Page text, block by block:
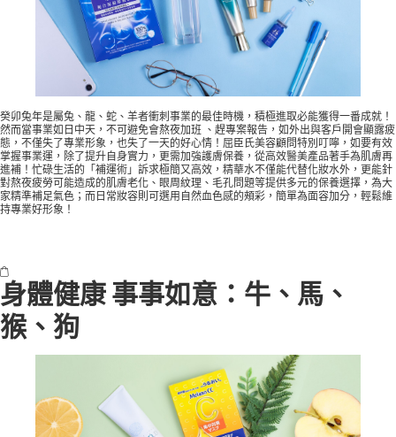
癸卯兔年是屬兔、龍、蛇、羊者衝刺事業的最佳時機，積極進取必能獲得一番成就！
然而當事業如日中天，不可避免會熬夜加班 、趕專案報告，如外出與客戶開會顯露疲
態，不僅失了專業形象，也失了一天的好心情！屈臣氏美容顧問特別叮嚀，如要有效
掌握事業運，除了提升自身實力，更需加強護膚保養，從高效醫美產品著手為肌膚再
進補！忙碌生活的「補運術」訴求極簡又高效，精華水不僅能代替化妝水外，更能針
對熬夜疲勞可能造成的肌膚老化、眼周紋理、毛孔問題等提供多元的保養選擇，為大
家精準補足氣色；而日常妝容則可選用自然血色感的頰彩，簡單為面容加分，輕鬆維
持專業好形象！
身體健康 事事如意：牛、馬、
猴、狗